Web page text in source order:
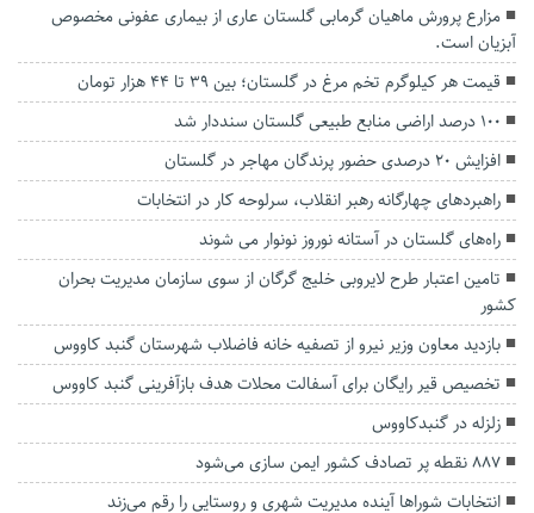
مزارع پرورش ماهیان گرمابی گلستان عاری از بیماری عفونی مخصوص
آبزیان است.
قیمت هر کیلوگرم تخم مرغ در گلستان؛ بین ۳۹ تا ۴۴ هزار تومان
۱۰۰ درصد اراضی منابع طبیعی گلستان سنددار شد
افزایش ۲۰ درصدی حضور پرندگان مهاجر در گلستان
راهبرد‌های چهارگانه رهبر انقلاب، سرلوحه کار در انتخابات
راه‌های گلستان در آستانه نوروز نونوار می شوند
تامین اعتبار طرح لایروبی خلیج گرگان از سوی سازمان مدیریت بحران
کشور
بازدید معاون وزیر نیرو از تصفیه خانه فاضلاب شهرستان گنبد کاووس
تخصیص قیر رایگان برای آسفالت محلات هدف بازآفرینی گنبد کاووس
زلزله در گنبدکاووس
۸۸۷ نقطه پر تصادف کشور ایمن سازی می‌شود
انتخابات شوراها آینده مدیریت شهری و روستایی را رقم می‌زند